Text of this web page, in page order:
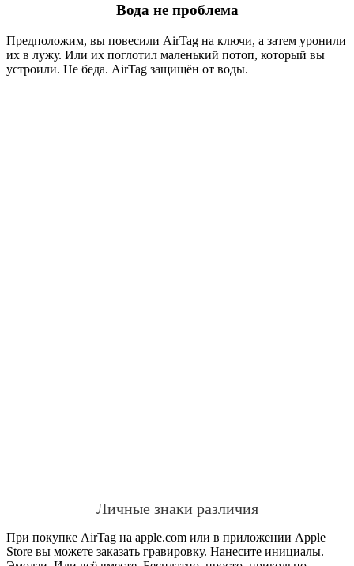
Вода не проблема
Предположим, вы повесили AirTag на ключи, а затем уронили
их в лужу. Или их поглотил маленький потоп, который вы
устроили. Не беда. AirTag защищён от воды.
Личные знаки различия
При покупке AirTag на apple.com или в приложении Apple
Store вы можете заказать гравировку. Нанесите инициалы.